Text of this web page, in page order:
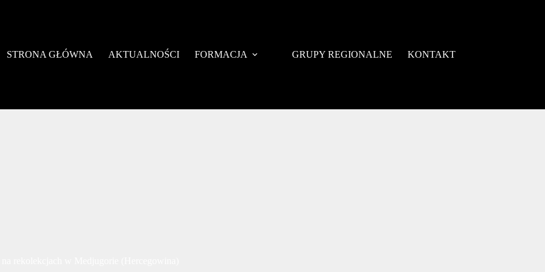
STRONA GŁÓWNA AKTUALNOŚCI FORMACJA GRUPY REGIONALNE KONTAKT